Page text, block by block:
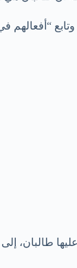
وتابع
طالبان،